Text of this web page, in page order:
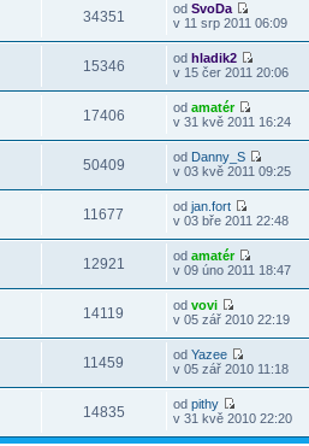
34351 odSvoDa
v 11 srp 2011 06:09
15346 odhladik2
v 15 čer 2011 20:06
17406 odamatér
v 31 kvě 2011 16:24
50409 od Danny_S
v 03 kvě 2011 09:25
11677 odjan.fort
v 03 bře 2011 22:48
12921 odamatér
v 09 úno 2011 18:47
14119 odvovi
v 05 zář 2010 22:19
11459 odYazee
v 05 zář 2010 11:18
14835 odpithy
v 31 kvě 2010 22:20